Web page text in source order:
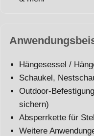
Hängesessel /
Schaukel,
Outdoor-
sichern)
Absperrkette für
Weitere